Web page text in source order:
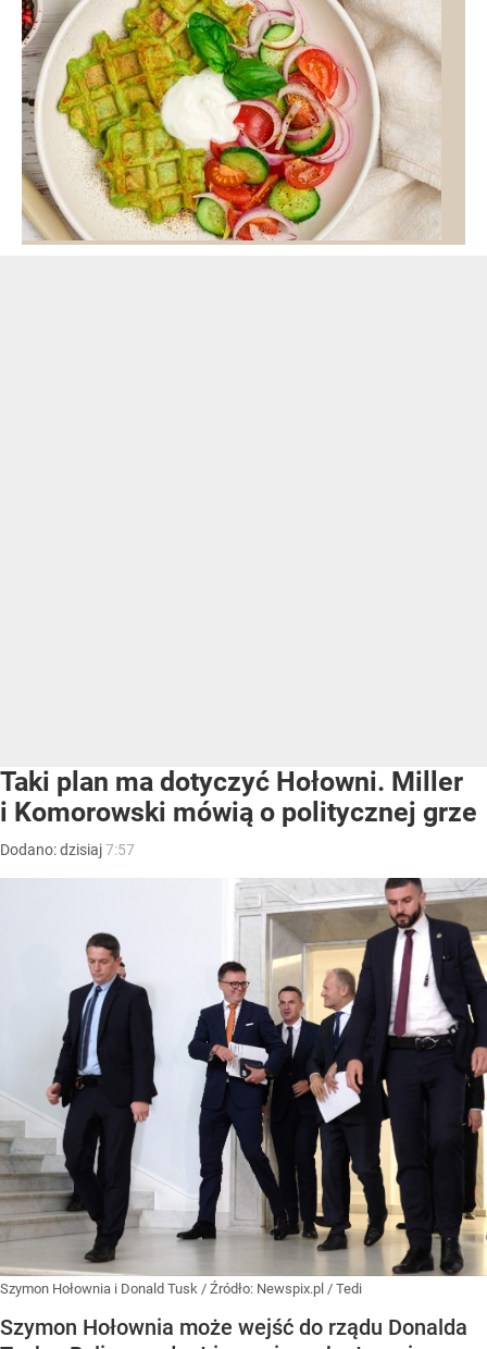
Taki plan ma dotyczyć Hołowni. Miller
i Komorowski mówią o politycznej grze
Dodano:dzisiaj7:57
Szymon Hołownia i Donald Tusk / Źródło: Newspix.pl / Tedi
Szymon Hołownia może wejść do rządu Donalda